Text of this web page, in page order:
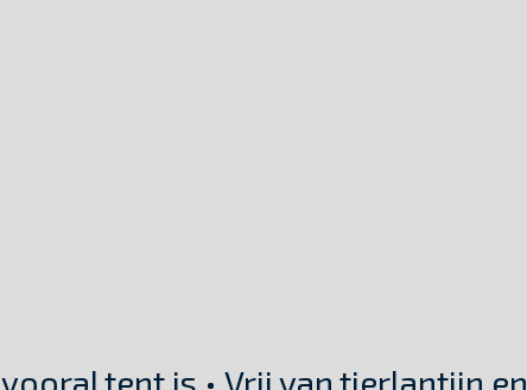
vooral tentis • Vrij van tierlantijn en